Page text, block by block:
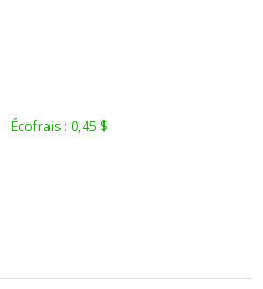
Écofrais : 0,45 $